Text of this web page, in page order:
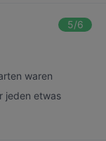
5/6
waren
jeden etwas